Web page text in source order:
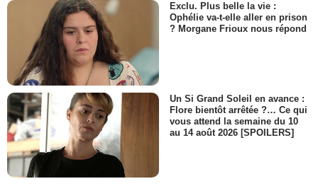
Exclu. Plus belle la vie :
Ophélie va-t-elle aller en prison
? Morgane Frioux nous répond
Un Si Grand Soleil en avance :
Flore bientôt arrêtée ?… Ce qui
vous attend la semaine du 10
au 14 août 2026 [SPOILERS]